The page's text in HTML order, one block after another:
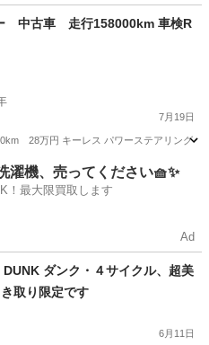
ホンダ
中古車 走行158000km 車検R
7月19日
28万円 キーレス パワーステアリング エ
ジムニー
濯機、売ってください🧺✨
！最大限買取します
Ad
ダンク・４サイクル、超美
取り限定です
6月11日